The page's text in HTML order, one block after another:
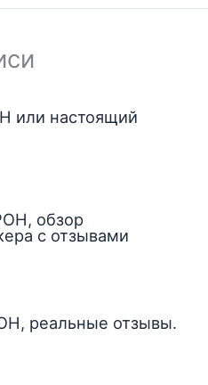
или настоящий
обзор
с отзывами
реальные отзывы.